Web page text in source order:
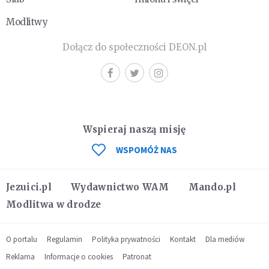
Modlitwy
Dołącz do społeczności DEON.pl
Jezuici.pl Wydawnictwo WAM
Mando.pl
Modlitwa w drodze
Wspieraj naszą misję
WSPOMÓŻ NAS
O portalu Regulamin Polityka prywatności Kontakt
Dla mediów
Reklama
Informacje o cookies Patronat